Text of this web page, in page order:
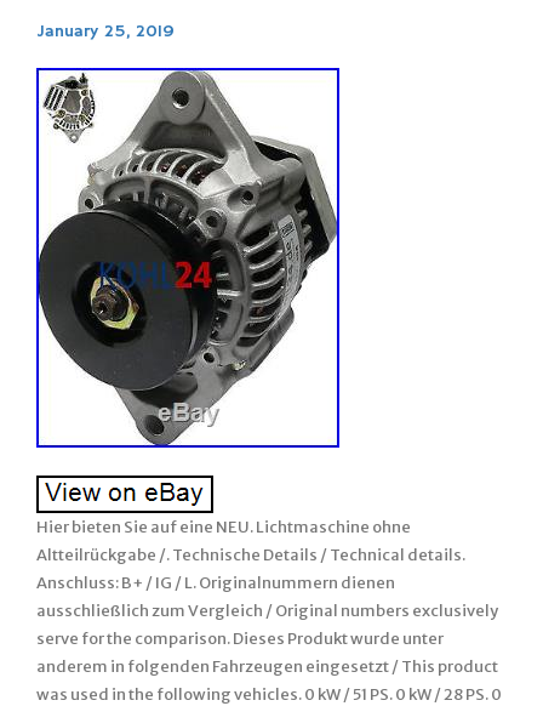
January 25, 2019
Hier bieten Sie auf eine NEU. Lichtmaschine ohne
Altteilrückgabe /. Technische Details / Technical details.
Anschluss: B+ / IG / L. Originalnummern dienen
ausschließlich zum Vergleich / Original numbers exclusively
serve for the comparison. Dieses Produkt wurde unter
anderem in folgenden Fahrzeugen eingesetzt / This product
was used in the following vehicles. 0 kW / 51 PS. 0 kW / 28 PS. 0